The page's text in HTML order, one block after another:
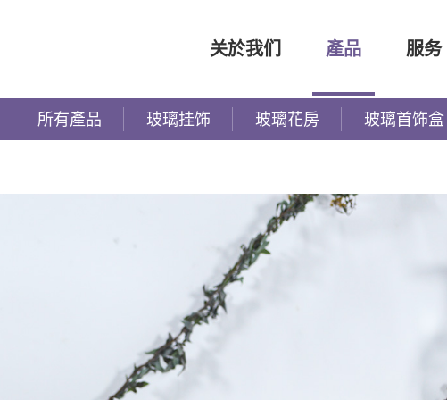
关於我们 產品 服务
所有產品 玻璃挂饰 玻璃花房 玻璃首饰盒